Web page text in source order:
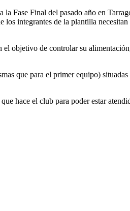
Fase Final del pasado año en
los integrantes de la plantilla
objetivo de controlar su
que para el primer equipo)
hace el club para poder estar